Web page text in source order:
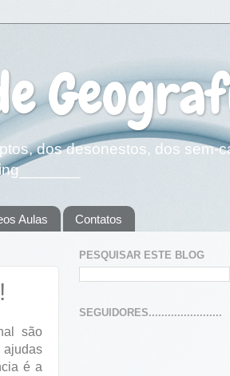
dos desonestos, dos sem-
Aulas Contatos
são
é a
PESQUISAR ESTE BLOG
SEGUIDORES.......................